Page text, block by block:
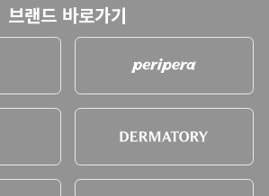
브랜드 바로가기